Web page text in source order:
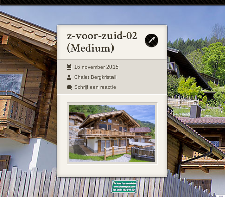
16 november 2015
Chalet Bergkristall
Schrijf een reactie